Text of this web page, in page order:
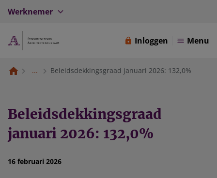
Werknemer
Inloggen Menu
... Beleidsdekkingsgraad januari 2026: 132,0%
Beleidsdekkingsgraad
januari 2026: 132,0%
16 februari 2026